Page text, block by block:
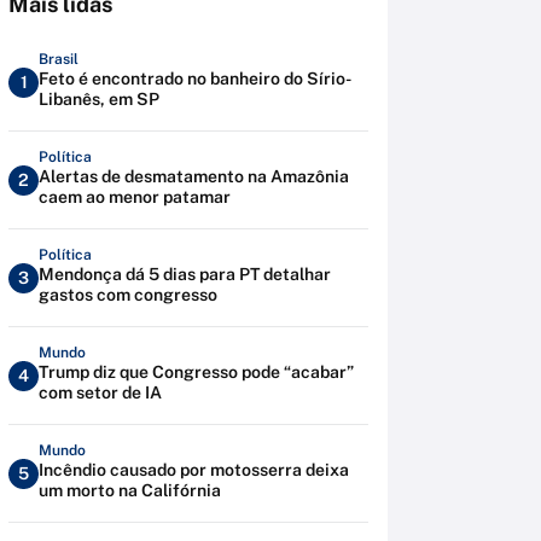
1
Brasil
Feto é encontrado no banheiro do Sírio-
Libanês, em SP
2
Política
Alertas de desmatamento na Amazônia
caem ao menor patamar
3
Política
Mendonça dá 5 dias para PT detalhar
gastos com congresso
4
Mundo
Trump diz que Congresso pode “acabar”
com setor de IA
5
Mundo
Incêndio causado por motosserra deixa
um morto na Califórnia